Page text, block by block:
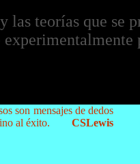
las teorías que se
experimentalmente
son mensajes de dedos
al éxito.
CSLewis